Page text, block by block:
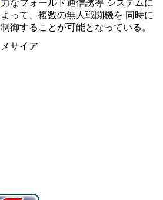
力なフォールド通信誘導 システムに
よって、複数の無人戦闘機を 同時に
制御することが可能となっている。
メサイア